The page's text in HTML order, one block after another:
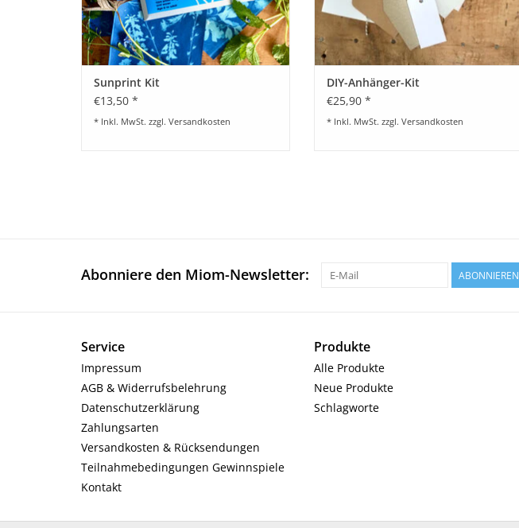
Sunprint Kit
€13,50 *
* Inkl. MwSt. zzgl. Versandkosten
DIY-Anhänger-Kit
€25,90 *
* Inkl. MwSt. zzgl. Versandkosten
Abonniere den Miom-Newsletter: ABONNIEREN
Service
Impressum
AGB & Widerrufsbelehrung
Datenschutzerklärung
Zahlungsarten
Versandkosten & Rücksendungen
Teilnahmebedingungen Gewinnspiele
Kontakt
Produkte
Alle Produkte
Neue Produkte
Schlagworte